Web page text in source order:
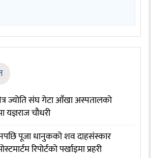
ज्योति संघ गेटा आँखा अस्पतालको
यज्ञराज चौधरी
पूजा धानुकको शव दाहसंस्कार
रिपोर्टको पर्खाइमा प्रहरी